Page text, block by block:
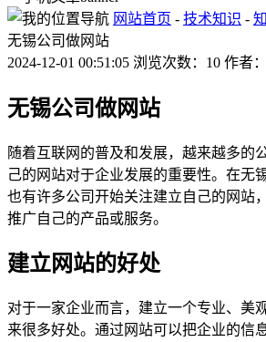
网站首页 - 技术知识 -
无锡公司做网站
2024-12-01 00:51:05 浏览次数：10 作者
无锡公司做网站
随着互联网的普及和发展，越来越多的
己的网站对于企业发展的重要性。在无
也有许多公司开始关注建立自己的网站
推广自己的产品或服务。
建立网站的好处
对于一家企业而言，建立一个专业、美
来很多好处。通过网站可以把企业的信